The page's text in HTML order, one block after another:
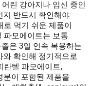
어린 강아지나 임신 중인
지 반드시 확인해야
먹기 쉬운 제품이
파모에이트는 보통
은 3일 연속 복용하는
와 확인해 정기적으로
란텔 파모에이트,
분이 포함된 제품을